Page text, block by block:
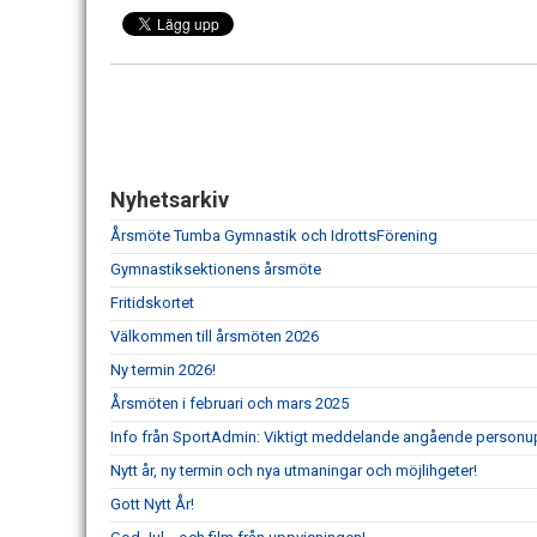
Nyhetsarkiv
Årsmöte Tumba Gymnastik och IdrottsFörening
Gymnastiksektionens årsmöte
Fritidskortet
Välkommen till årsmöten 2026
Ny termin 2026!
Årsmöten i februari och mars 2025
Info från SportAdmin: Viktigt meddelande angående
Nytt år, ny termin och nya utmaningar och möjlihgeter!
Gott Nytt År!